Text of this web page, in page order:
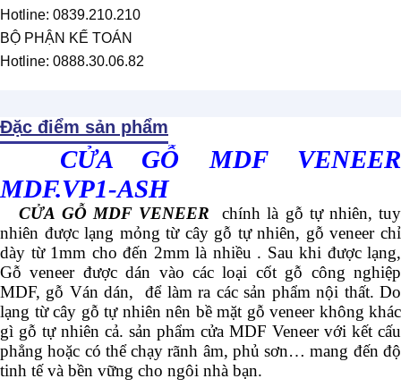
Hotline: 0839.210.210
BỘ PHẬN KẾ TOÁN
Hotline: 0888.30.06.82
Đặc điểm sản phẩm
CỬA GỖ MDF VENEER
MDF.VP1-ASH
CỬA GỖ MDF VENEER
chính là gỗ tự nhiên, tuy
nhiên được lạng mỏng từ cây gỗ tự nhiên, gỗ veneer chỉ
dày từ 1mm cho đến 2mm là nhiều . Sau khi được lạng,
Gỗ veneer được dán vào các loại cốt gỗ công nghiệp
MDF, gỗ Ván dán, để làm ra các sản phẩm nội thất. Do
lạng từ cây gỗ tự nhiên nên bề mặt gỗ veneer không khác
gì gỗ tự nhiên cả. sản phẩm cửa MDF Veneer với kết cấu
phẳng hoặc có thể chạy rãnh âm, phủ sơn… mang đến độ
tinh tế và bền vững cho ngôi nhà bạn.